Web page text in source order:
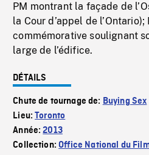
PM montrant la façade de
la Cour d’appel de
commémorative soulignant
large de l’édifice.
DÉTAILS
Chute de tournage de: Buying Sex
Lieu:Toronto
Année:2013
Collection:Office National du